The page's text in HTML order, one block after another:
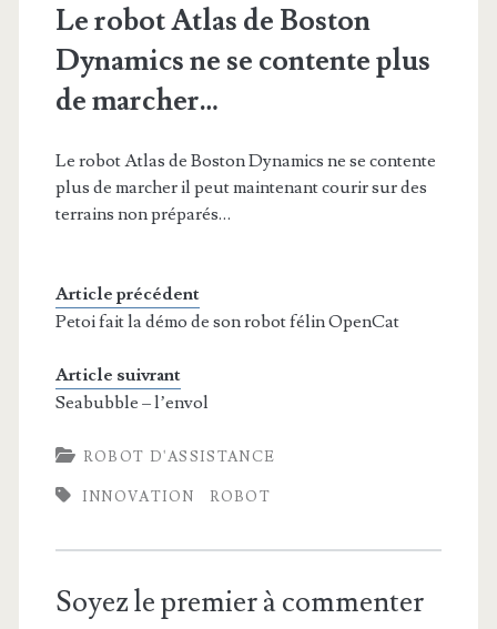
Le robot Atlas de Boston
Dynamics ne se contente plus
de marcher…
Le robot Atlas de Boston Dynamics ne se contente
plus de marcher il peut maintenant courir sur des
terrains non préparés…
Article précédent
Petoi fait la démo de son robot félin OpenCat
Article suivrant
Seabubble – l’envol
ROBOT D'ASSISTANCE
INNOVATION ROBOT
Soyez le premier à commenter